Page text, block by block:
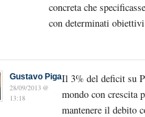
concreta che
con determinati
Gustavo Piga
28/09/2013 @
13:18
Il 3% del deficit su
mondo con crescita
mantenere il debito